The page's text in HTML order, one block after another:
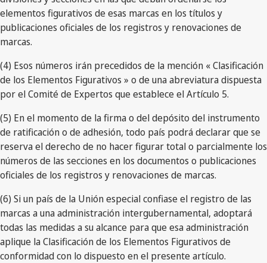
elementos figurativos de esas marcas en los títulos y
publicaciones oficiales de los registros y renovaciones de
marcas.
(4) Esos números irán precedidos de la mención « Clasificación
de los Elementos Figurativos » o de una abreviatura dispuesta
por el Comité de Expertos que establece el Artículo 5.
(5) En el momento de la firma o del depósito del instrumento
de ratificación o de adhesión, todo país podrá declarar que se
reserva el derecho de no hacer figurar total o parcialmente los
números de las secciones en los documentos o publicaciones
oficiales de los registros y renovaciones de marcas.
(6) Si un país de la Unión especial confiase el registro de las
marcas a una administración intergubernamental, adoptará
todas las medidas a su alcance para que esa administración
aplique la Clasificación de los Elementos Figurativos de
conformidad con lo dispuesto en el presente artículo.